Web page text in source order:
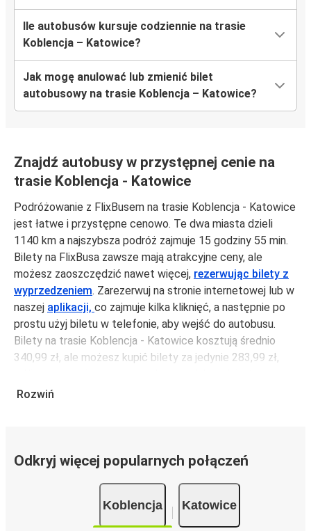
Ile autobusów kursuje codziennie na trasie
Koblencja – Katowice?
Jak mogę anulować lub zmienić bilet
autobusowy na trasie Koblencja – Katowice?
Znajdź autobusy w przystępnej cenie na
trasie Koblencja - Katowice
Podróżowanie z FlixBusem na trasie Koblencja - Katowice
jest łatwe i przystępne cenowo. Te dwa miasta dzieli
1140 km a najszybsza podróż zajmuje 15 godziny 55 min.
Bilety na FlixBusa zawsze mają atrakcyjne ceny, ale
możesz zaoszczędzić nawet więcej, rezerwując bilety z
wyprzedzeniem. Zarezerwuj na stronie internetowej lub w
naszej aplikacji, co zajmuje kilka kliknięć, a następnie po
prostu użyj biletu w telefonie, aby wejść do autobusu.
Bilety na trasie Koblencja - Katowice kosztują średnio
340,99 zł, ale możesz kupić bilety za jedynie 283,99 zł,
unikając weekendów i świąt. Aby podróżować szybko,
jedynie 15 godziny 55 min.
Podróż autobusemma mniejszy wpływ na środowisko
Rozwiń
Odkryj więcej popularnych połączeń
Koblencja Katowice